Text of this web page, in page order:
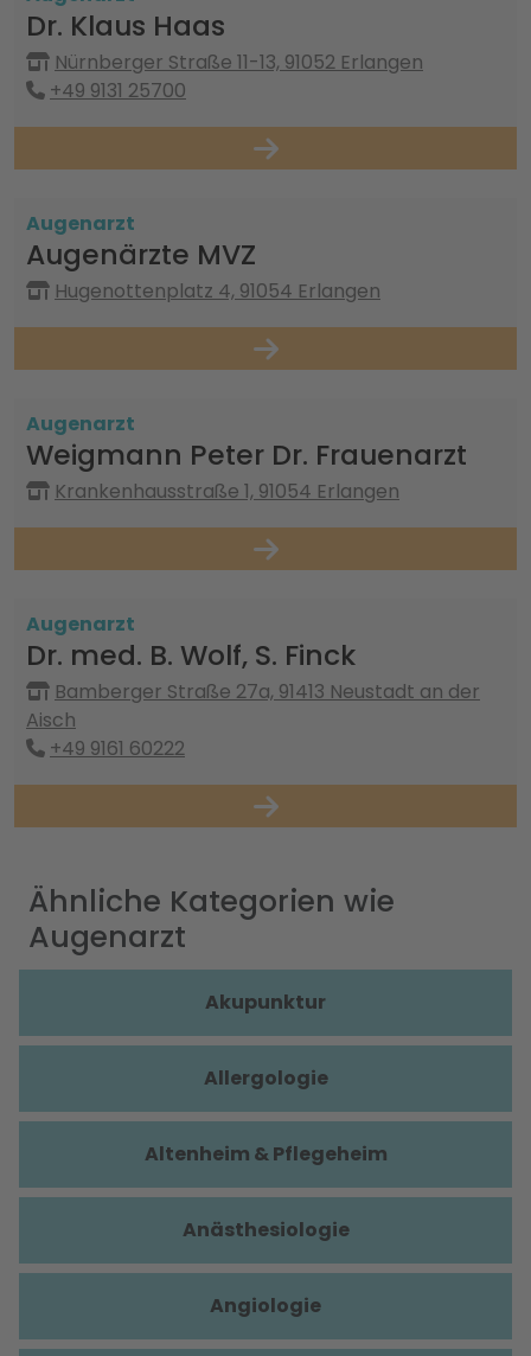
Dr. Klaus Haas
Nürnberger Straße 11-13, 91052 Erlangen
+49 9131 25700
Augenarzt
Augenärzte MVZ
Hugenottenplatz 4, 91054 Erlangen
Augenarzt
Weigmann Peter Dr. Frauenarzt
Krankenhausstraße 1, 91054 Erlangen
Augenarzt
Dr. med. B. Wolf, S. Finck
Bamberger Straße 27a, 91413 Neustadt an der
Aisch
+49 9161 60222
Ähnliche Kategorien wie
Augenarzt
Akupunktur
Allergologie
Altenheim & Pflegeheim
Anästhesiologie
Angiologie